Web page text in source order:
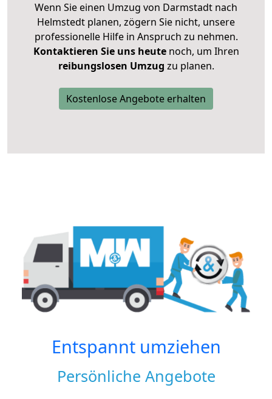
Wenn Sie einen Umzug von Darmstadt nach
Helmstedt planen, zögern Sie nicht, unsere
professionelle Hilfe in Anspruch zu nehmen.
Kontaktieren Sie uns heutenoch, um Ihren
reibungslosen Umzug zu planen.
Kostenlose Angebote erhalten
Entspannt umziehen
Persönliche Angebote